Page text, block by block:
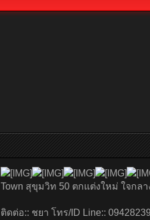
Town สุขุมวิท 50 ตกแต่งใหม่ ใจกล
ติดต่อ:: ชยา โทร/ID Line::